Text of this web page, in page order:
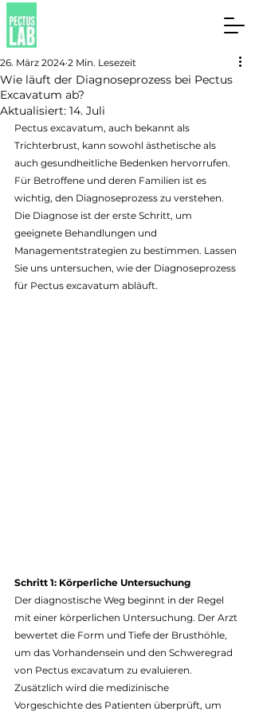
Wie läuft der Diagnoseprozess bei Pectus
Excavatum ab?
26. März 2024 2 Min. Lesezeit
Aktualisiert: 14. Juli
Pectus excavatum, auch bekannt als
Trichterbrust, kann sowohl ästhetische als
auch gesundheitliche Bedenken hervorrufen.
Für Betroffene und deren Familien ist es
wichtig, den Diagnoseprozess zu verstehen.
Die Diagnose ist der erste Schritt, um
geeignete Behandlungen und
Managementstrategien zu bestimmen. Lassen
Sie uns untersuchen, wie der Diagnoseprozess
für Pectus excavatum abläuft.
Schritt 1: Körperliche Untersuchung
Der diagnostische Weg beginnt in der Regel
mit einer körperlichen Untersuchung. Der Arzt
bewertet die Form und Tiefe der Brusthöhle,
um das Vorhandensein und den Schweregrad
von Pectus excavatum zu evaluieren.
Zusätzlich wird die medizinische
Vorgeschichte des Patienten überprüft, um